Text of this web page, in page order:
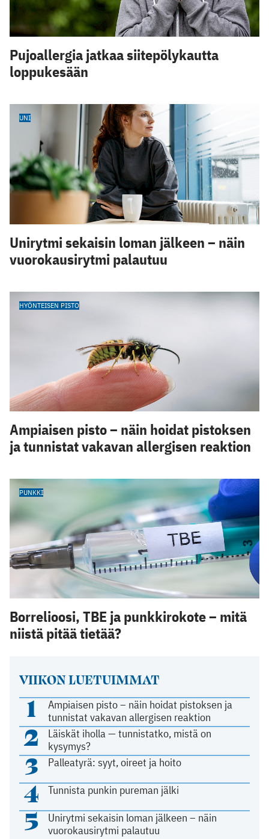
VIIKON LUETUIMMAT
1
Ampiaisen pisto – näin hoidat pistoksen ja
tunnistat vakavan allergisen reaktion
2
Läiskät iholla — tunnistatko, mistä on
kysymys?
3 Palleatyrä: syyt, oireet ja hoito
4 Tunnista punkin pureman jälki
5
Unirytmi sekaisin loman jälkeen – näin
vuorokausirytmi palautuu
Pujoallergia jatkaa siitepölykautta
loppukesään
UNI
Unirytmi sekaisin loman jälkeen – näin
vuorokausirytmi palautuu
HYÖNTEISEN PISTO
Ampiaisen pisto – näin hoidat pistoksen
ja tunnistat vakavan allergisen reaktion
PUNKKI
Borrelioosi, TBE ja punkkirokote – mitä
niistä pitää tietää?